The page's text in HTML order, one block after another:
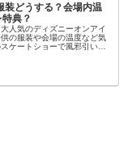
装どうする？会場内温
典？
人気のディズニーオンアイ
の服装や会場の温度など気
ケートショーで風邪引いた